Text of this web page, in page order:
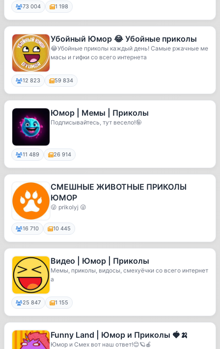
73 004 1 198
Убойный Юмор 😂 Убойные приколы
😂Убойные приколы каждый день! Самые ржачные ме
масы и гифки со всего интернета
12 823 59 834
Юмор | Мемы | Приколы
Подписывайтесь, тут весело!🤪
11 489 26 914
СМЕШНЫЕ ЖИВОТНЫЕ ПРИКОЛЫ
ЮМОР
😜 prikolyj 😜
16 710 10 445
Видео | Юмор | Приколы
Мемы, приколы, видосы, смехуёчки со всего интернет
а
25 847 1 155
Funny Land | Юмор и Приколы 🍓🍌
Юмор и Смех вот наш ответ!😊🪐🍎